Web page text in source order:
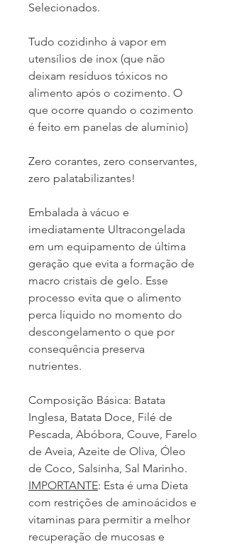
Selecionados.
Tudo cozidinho à vapor em
utensílios de inox (que não
deixam resíduos tóxicos no
alimento após o cozimento. O
que ocorre quando o cozimento
é feito em panelas de alumínio)
Zero corantes, zero conservantes,
zero palatabilizantes!
Embalada à vácuo e
imediatamente Ultracongelada
em um equipamento de última
geração que evita a formação de
macro cristais de gelo. Esse
processo evita que o alimento
perca líquido no momento do
descongelamento o que por
consequência preserva
nutrientes.
Composição Básica: Batata
Inglesa, Batata Doce, Filé de
Pescada, Abóbora, Couve, Farelo
de Aveia, Azeite de Oliva, Óleo
de Coco, Salsinha, Sal Marinho.
IMPORTANTE: Esta é uma Dieta
com restrições de aminoácidos e
vitaminas para permitir a melhor
recuperação de mucosas e